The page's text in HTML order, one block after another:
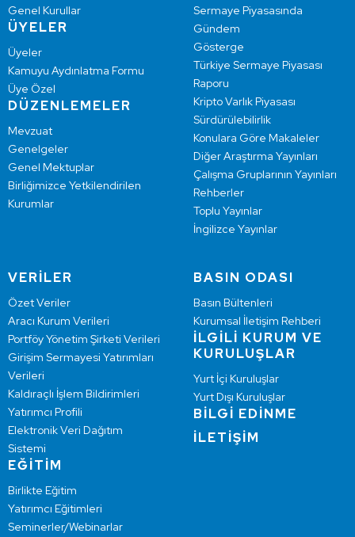
Genel Kurullar
ÜYELER
Üyeler
Kamuyu Aydınlatma Formu
Üye Özel
DÜZENLEMELER
Mevzuat
Genelgeler
Genel Mektuplar
Birliğimizce Yetkilendirilen
Kurumlar
Sermaye Piyasasında
Gündem
Gösterge
Türkiye Sermaye Piyasası
Raporu
Kripto Varlık Piyasası
Sürdürülebilirlik
Konulara Göre Makaleler
Diğer Araştırma Yayınları
Çalışma Gruplarının Yayınları
Rehberler
Toplu Yayınlar
İngilizce Yayınlar
VERİLER
Özet Veriler
Aracı Kurum Verileri
Portföy Yönetim Şirketi Verileri
Girişim Sermayesi Yatırımları
Verileri
Kaldıraçlı İşlem Bildirimleri
Yatırımcı Profili
Elektronik Veri Dağıtım
Sistemi
EĞİTİM
Birlikte Eğitim
Yatırımcı Eğitimleri
Seminerler/Webinarlar
BASIN ODASI
Basın Bültenleri
Kurumsal İletişim Rehberi
İLGİLİ KURUM VE
KURULUŞLAR
Yurt İçi Kuruluşlar
Yurt Dışı Kuruluşlar
BİLGİ EDİNME
İLETİŞİM